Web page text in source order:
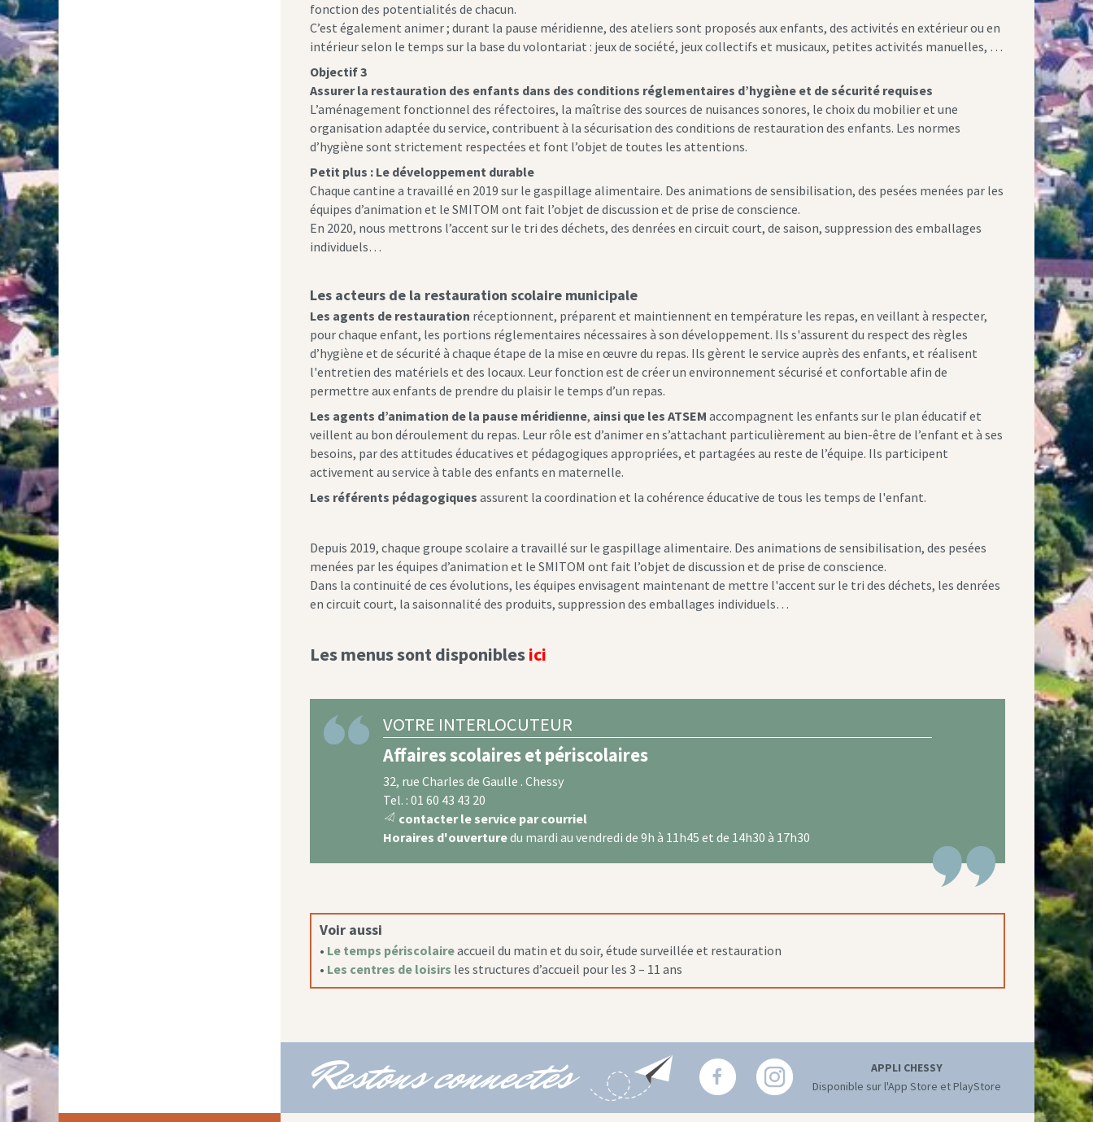
fonction des potentialités de chacun.
C’est également animer ; durant la pause méridienne, des ateliers sont proposés aux enfants, des activités en extérieur ou en
intérieur selon le temps sur la base du volontariat : jeux de société, jeux collectifs et musicaux, petites activités manuelles, …
Objectif 3
Assurer la restauration des enfants dans des conditions réglementaires d’hygiène et de sécurité requises
L’aménagement fonctionnel des réfectoires, la maîtrise des sources de nuisances sonores, le choix du mobilier et une
organisation adaptée du service, contribuent à la sécurisation des conditions de restauration des enfants. Les normes
d’hygiène sont strictement respectées et font l’objet de toutes les attentions.
Petit plus : Le développement durable
Chaque cantine a travaillé en 2019 sur le gaspillage alimentaire. Des animations de sensibilisation, des pesées menées par les
équipes d’animation et le SMITOM ont fait l’objet de discussion et de prise de conscience.
En 2020, nous mettrons l’accent sur le tri des déchets, des denrées en circuit court, de saison, suppression des emballages
individuels…
Les acteurs de la restauration scolaire municipale
Les agents de restauration réceptionnent, préparent et maintiennent en température les repas, en veillant à respecter,
pour chaque enfant, les portions réglementaires nécessaires à son développement. Ils s'assurent du respect des règles
d’hygiène et de sécurité à chaque étape de la mise en œuvre du repas. Ils gèrent le service auprès des enfants, et réalisent
l'entretien des matériels et des locaux. Leur fonction est de créer un environnement sécurisé et confortable afin de
permettre aux enfants de prendre du plaisir le temps d’un repas.
Les agents d’animation de la pause méridienne, ainsi que les ATSEM accompagnent les enfants sur le plan éducatif et
veillent au bon déroulement du repas. Leur rôle est d’animer en s’attachant particulièrement au bien-être de l’enfant et à ses
besoins, par des attitudes éducatives et pédagogiques appropriées, et partagées au reste de l’équipe. Ils participent
activement au service à table des enfants en maternelle.
Les référents pédagogiques assurent la coordination et la cohérence éducative de tous les temps de l'enfant.
Depuis 2019, chaque groupe scolaire a travaillé sur le gaspillage alimentaire. Des animations de sensibilisation, des pesées
menées par les équipes d’animation et le SMITOM ont fait l’objet de discussion et de prise de conscience.
Dans la continuité de ces évolutions, les équipes envisagent maintenant de mettre l'accent sur le tri des déchets, les denrées
en circuit court, la saisonnalité des produits, suppression des emballages individuels…
Les menus sont disponiblesici
VOTRE INTERLOCUTEUR
Affaires scolaires et périscolaires
32, rue Charles de Gaulle . Chessy
Tel. : 01 60 43 43 20
message
icon
contacter le service par courriel
Horaires d'ouverturedu mardi au vendredi de 9h à 11h45 et de 14h30 à 17h30
Voir aussi
• Le temps périscolaireaccueil du matin et du soir, étude surveillée et restauration
• Les centres de loisirs les structures d’accueil pour les 3 – 11 ans
Restons connectés
APPLI CHESSY
Disponible sur l'App Store et PlayStore